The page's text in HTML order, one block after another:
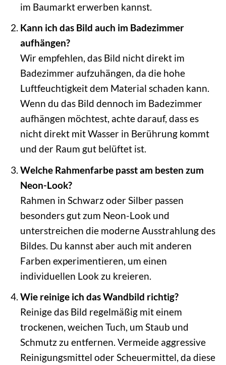
im Baumarkt erwerben kannst.
Kann ich das Bild auch im Badezimmer
aufhängen?
Wir empfehlen, das Bild nicht direkt im
Badezimmer aufzuhängen, da die hohe
Luftfeuchtigkeit dem Material schaden kann.
Wenn du das Bild dennoch im Badezimmer
aufhängen möchtest, achte darauf, dass es
nicht direkt mit Wasser in Berührung kommt
und der Raum gut belüftet ist.
Welche Rahmenfarbe passt am besten zum
Neon-Look?
Rahmen in Schwarz oder Silber passen
besonders gut zum Neon-Look und
unterstreichen die moderne Ausstrahlung des
Bildes. Du kannst aber auch mit anderen
Farben experimentieren, um einen
individuellen Look zu kreieren.
Wie reinige ich das Wandbild richtig?
Reinige das Bild regelmäßig mit einem
trockenen, weichen Tuch, um Staub und
Schmutz zu entfernen. Vermeide aggressive
Reinigungsmittel oder Scheuermittel, da diese